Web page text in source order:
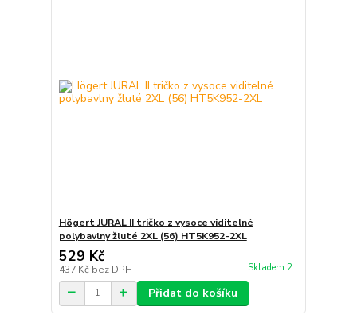
Högert JURAL II tričko z vysoce viditelné
polybavlny žluté 2XL (56) HT5K952-2XL
529 Kč
437 Kč bez DPH Skladem 2
Přidat do košíku